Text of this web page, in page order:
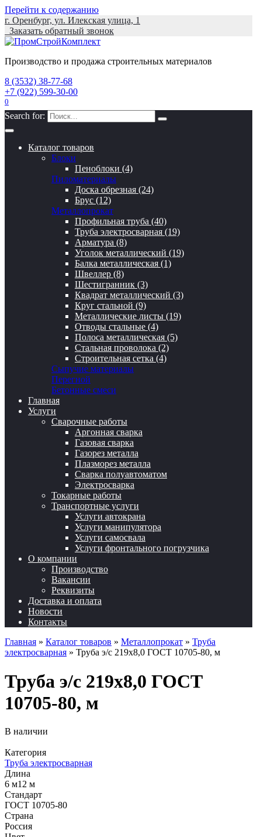
Перейти к содержанию
г. Оренбург, ул. Илекская улица, 1
Заказать обратный звонок
Производство и продажа строительных материалов
8 (3532) 38-77-68
+7 (922) 599-30-00
0
Search for:
Каталог товаров
Блоки
Пеноблоки (4)
Пиломатериалы
Доска обрезная (24)
Брус (12)
Металлопрокат
Профильная труба (40)
Труба электросварная (19)
Арматура (8)
Уголок металлический (19)
Балка металлическая (1)
Швеллер (8)
Шестигранник (3)
Квадрат металлический (3)
Круг стальной (9)
Металлические листы (19)
Отводы стальные (4)
Полоса металлическая (5)
Стальная проволока (2)
Строительная сетка (4)
Сыпучие материалы
Перегной
Бетонные смеси
Главная
Услуги
Сварочные работы
Аргонная сварка
Газовая сварка
Газорез металла
Плазморез металла
Сварка полуавтоматом
Электросварка
Токарные работы
Транспортные услуги
Услуги автокрана
Услуги манипулятора
Услуги самосвала
Услуги фронтального погрузчика
О компании
Производство
Вакансии
Реквизиты
Доставка и оплата
Новости
Контакты
Главная » Каталог товаров » Металлопрокат » Труба
электросварная » Труба э/с 219х8,0 ГОСТ 10705-80, м
Труба э/с 219х8,0 ГОСТ
10705-80, м
В наличии
Категория
Труба электросварная
Длина
6 м12 м
Стандарт
ГОСТ 10705-80
Страна
Россия